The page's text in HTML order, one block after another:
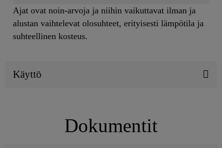
Ajat ovat noin-arvoja ja niihin vaikuttavat ilman ja
alustan vaihtelevat olosuhteet, erityisesti lämpötila ja
suhteellinen kosteus.
Käyttö
Dokumentit